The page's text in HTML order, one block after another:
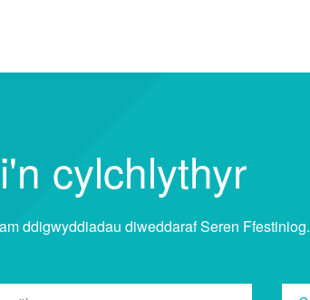
cylchlythyr
ddigwyddiadau diweddaraf Seren Ffestiniog.